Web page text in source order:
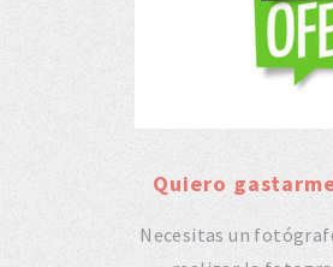
Quiero
Necesitas un